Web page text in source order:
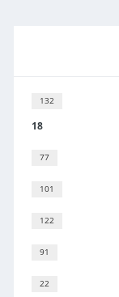
132
18
77
101
122
91
22